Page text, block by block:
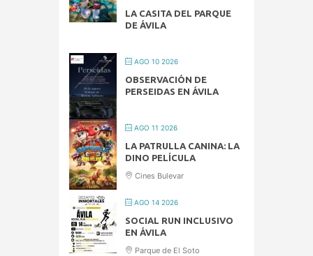
LA CASITA DEL PARQUE
DE ÁVILA
AGO 10 2026
OBSERVACIÓN DE
PERSEIDAS EN ÁVILA
AGO 11 2026
LA PATRULLA CANINA: LA
DINO PELÍCULA
Cines Bulevar
AGO 14 2026
SOCIAL RUN INCLUSIVO
EN ÁVILA
Parque de El Soto